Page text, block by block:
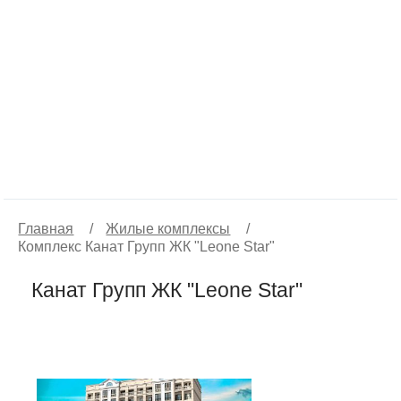
Главная / Жилые комплексы
/
Комплекс Канат Групп ЖК "Leone Star"
Канат Групп ЖК "Leone Star"